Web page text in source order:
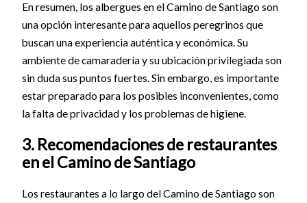
En resumen, los albergues en el Camino de Santiago son
una opción interesante para aquellos peregrinos que
buscan una experiencia auténtica y económica. Su
ambiente de camaradería y su ubicación privilegiada son
sin duda sus puntos fuertes. Sin embargo, es importante
estar preparado para los posibles inconvenientes, como
la falta de privacidad y los problemas de higiene.
3. Recomendaciones de restaurantes
en el Camino de Santiago
Los restaurantes a lo largo del Camino de Santiago son